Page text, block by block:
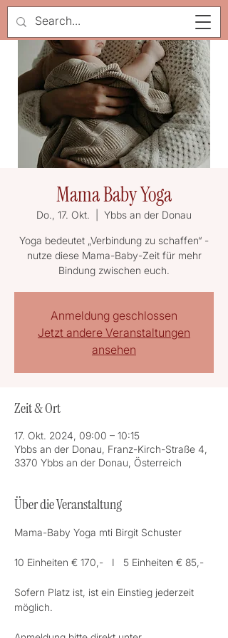
Mama Baby Yoga
Do., 17. Okt. Ybbs an der Donau
Yoga bedeutet „Verbindung zu schaffen“ -
nutze diese Mama-Baby-Zeit für mehr
Bindung zwischen euch.
Anmeldung geschlossen
Jetzt andere Veranstaltungen
ansehen
Zeit & Ort
17. Okt. 2024, 09:00 – 10:15
Ybbs an der Donau, Franz-Kirch-Straße 4,
3370 Ybbs an der Donau, Österreich
Über die Veranstaltung
Mama-Baby Yoga mti Birgit Schuster
10 Einheiten € 170,-   I   5 Einheiten € 85,-
Sofern Platz ist, ist ein Einstieg jederzeit
möglich.